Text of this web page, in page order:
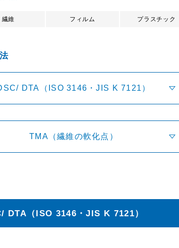
繊維 フィルム プラスチック
DTA（ISO 3146・JIS K 7121）
TMA（繊維の軟化点）
DTA（ISO 3146・JIS K 7121）